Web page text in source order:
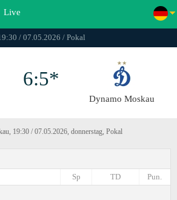
Live
/ 07.05.2026 / Pokal
6:5*
Dynamo Moskau
19:30 / 07.05.2026, donnerstag, Pokal
Pun.
TD
Sp